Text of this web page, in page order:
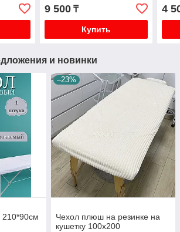
9 500₸
Купить
4
и новинки
–23%
Чехол плюш на резинке на
кушетку 100х200